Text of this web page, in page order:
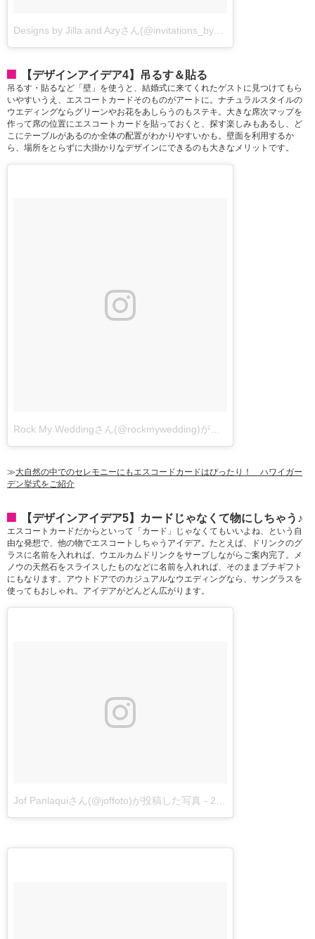
【デザインアイデア4】吊るす＆貼る
吊るす・貼るなど「壁」を使うと、結婚式に来てくれたゲストに見つけてもら
いやすいうえ、エスコートカードそのものがアートに。ナチュラルスタイルの
ウエディングならグリーンやお花をあしらうのもステキ。大きな席次マップを
作って席の位置にエスコートカードを貼っておくと、探す楽しみもあるし、ど
こにテーブルがあるのか全体の配置がわかりやすいかも。壁面を利用するか
ら、場所をとらずに大掛かりなデザインにできるのも大きなメリットです。
≫大自然の中でのセレモニーにもエスコードカードはぴったり！ ハワイガー
デン挙式をご紹介
【デザインアイデア5】カードじゃなくて物にしちゃう♪
エスコートカードだからといって「カード」じゃなくてもいいよね、という自
由な発想で、他の物でエスコートしちゃうアイデア。たとえば、ドリンクのグ
ラスに名前を入れれば、ウエルカムドリンクをサーブしながらご案内完了。メ
ノウの天然石をスライスしたものなどに名前を入れれば、そのままプチギフト
にもなります。アウトドアでのカジュアルなウエディングなら、サングラスを
使ってもおしゃれ。アイデアがどんどん広がります。
Jof Panlaquiさん(@joffoto)が投稿した写真 - 2016 12月 6 2:15午後 PST